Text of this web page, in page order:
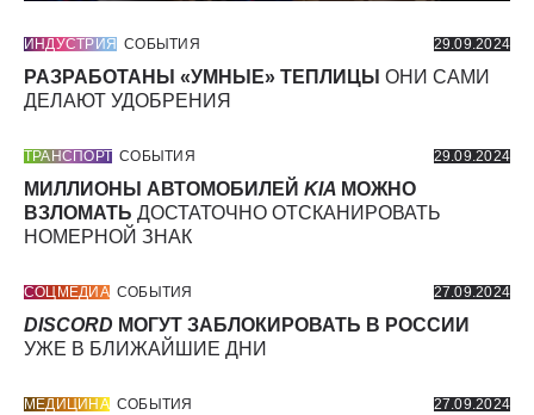
ИНДУСТРИЯ СОБЫТИЯ 29.09.2024
РАЗРАБОТАНЫ «УМНЫЕ» ТЕПЛИЦЫ ОНИ САМИ
ДЕЛАЮТ УДОБРЕНИЯ
ТРАНСПОРТ СОБЫТИЯ 29.09.2024
МИЛЛИОНЫ АВТОМОБИЛЕЙ KIA МОЖНО
ВЗЛОМАТЬ ДОСТАТОЧНО ОТСКАНИРОВАТЬ
НОМЕРНОЙ ЗНАК
СОЦМЕДИА СОБЫТИЯ 27.09.2024
DISCORD МОГУТ ЗАБЛОКИРОВАТЬ В РОССИИ
УЖЕ В БЛИЖАЙШИЕ ДНИ
МЕДИЦИНА СОБЫТИЯ 27.09.2024